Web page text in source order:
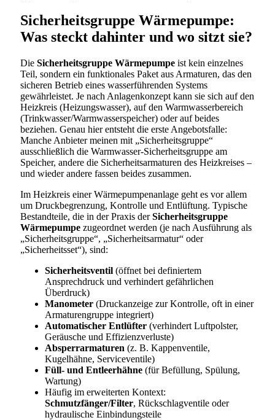
Sicherheitsgruppe Wärmepumpe:
Was steckt dahinter und wo sitzt sie?
Die Sicherheitsgruppe Wärmepumpe ist kein einzelnes
Teil, sondern ein funktionales Paket aus Armaturen, das den
sicheren Betrieb eines wasserführenden Systems
gewährleistet. Je nach Anlagenkonzept kann sie sich auf den
Heizkreis (Heizungswasser), auf den Warmwasserbereich
(Trinkwasser/Warmwasserspeicher) oder auf beides
beziehen. Genau hier entsteht die erste Angebotsfalle:
Manche Anbieter meinen mit „Sicherheitsgruppe“
ausschließlich die Warmwasser-Sicherheitsgruppe am
Speicher, andere die Sicherheitsarmaturen des Heizkreises –
und wieder andere fassen beides zusammen.
Im Heizkreis einer Wärmepumpenanlage geht es vor allem
um Druckbegrenzung, Kontrolle und Entlüftung. Typische
Bestandteile, die in der Praxis derSicherheitsgruppe
Wärmepumpe zugeordnet werden (je nach Ausführung als
„Sicherheitsgruppe“, „Sicherheitsarmatur“ oder
„Sicherheitsset“), sind:
Sicherheitsventil (öffnet bei definiertem
Ansprechdruck und verhindert gefährlichen
Überdruck)
Manometer (Druckanzeige zur Kontrolle, oft in einer
Armaturengruppe integriert)
Automatischer Entlüfter (verhindert Luftpolster,
Geräusche und Effizienzverluste)
Absperrarmaturen (z. B. Kappenventile,
Kugelhähne, Serviceventile)
Füll- und Entleerhähne (für Befüllung, Spülung,
Wartung)
Häufig im erweiterten Kontext:
Schmutzfänger/Filter, Rückschlagventile oder
hydraulische Einbindungsteile